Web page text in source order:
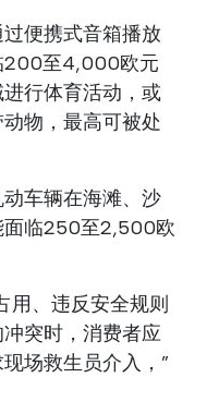
便携式音箱播放
200至4,000欧元
行体育活动，或
物，最高可被处
车辆在海滩、沙
面临250至2,500欧
用、违反安全规则
突时，消费者应
场救生员介入，”